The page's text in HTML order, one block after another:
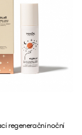
regenerační noční